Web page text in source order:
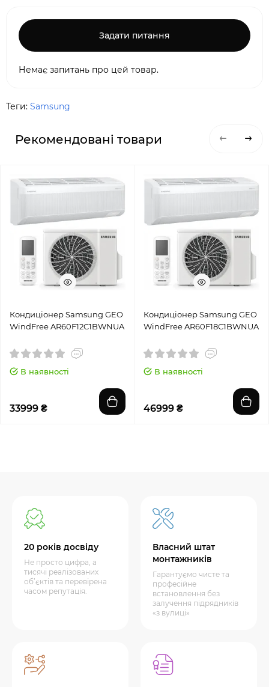
Задати питання
Немає запитань про цей товар.
Теги: Samsung
Рекомендовані товари
Кондиціонер Samsung GEO
WindFree AR60F12C1BWNUA
В наявності
33999 ₴
Кондиціонер Samsung GEO
WindFree AR60F18C1BWNUA
В наявності
46999 ₴
20 років досвіду
Не просто цифра, а
тисячі реалізованих
об’єктів та перевірена
часом репутація.
Власний штат
монтажників
Гарантуємо чисте та
професійне
встановлення без
залучення підрядників
«з вулиці»